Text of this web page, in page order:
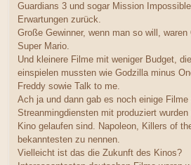
Guardians 3 und sogar Mission
Erwartungen zurück.
Große Gewinner, wenn man so will, waren
Super Mario.
Und kleinere Filme mit weniger Budget,
einspielen mussten wie Godzilla minus
Freddy sowie Talk to me.
Ach ja und dann gab es noch einige Filme
Streanmingdiensten mit produziert
Kino gelaufen sind. Napoleon, Killers of
bekanntesten zu nennen.
Vielleicht ist das die Zukunft des Kinos?